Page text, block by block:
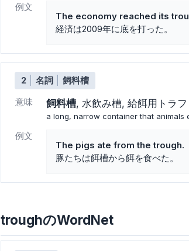
例文
The economy reached its
経済は2009年に底を打った。
2 名詞
飼料槽
意味
飼料槽 水飲み槽 給餌用トラフ
a long, narrow container that animals
例文
The pigs ate from the trough.
豚たちは餌槽から餌を食べた。
troughのWordNet